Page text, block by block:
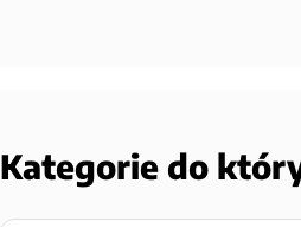
Kategorie do